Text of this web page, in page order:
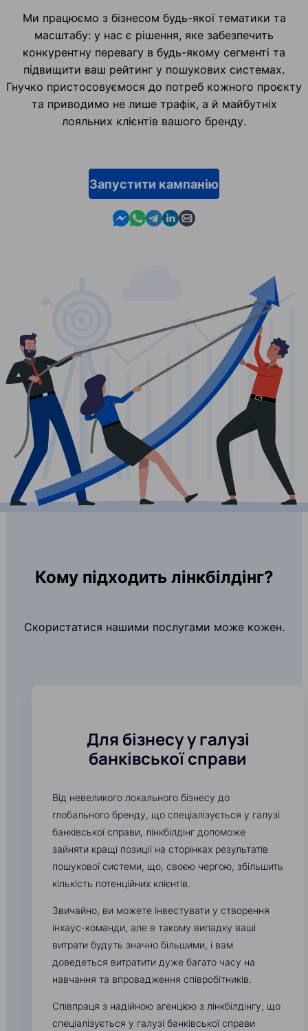
Ми працюємо з бізнесом будь-якої тематики та
масштабу: у нас є рішення, яке забезпечить
конкурентну перевагу в будь-якому сегменті та
підвищити ваш рейтинг у пошукових системах.
Гнучко пристосовуємося до потреб кожного проєкту
та приводимо не лише трафік, а й майбутніх
лояльних клієнтів вашого бренду.
Запустити кампанію
Contact us in Messenger
Contact us in WhatsApp
Contact us in Telegram
Contact us in Linkedin
Contact us by email
Кому підходить лінкбілдінг?
Скористатися нашими послугами може кожен.
Для бізнесу у галузі
банківської справи
Від невеликого локального бізнесу до
глобального бренду, що спеціалізується у галузі
банківської справи, лінкбілдінг допоможе
зайняти кращі позиції на сторінках результатів
пошукової системи, що, своєю чергою, збільшить
кількість потенційних клієнтів.
Звичайно, ви можете інвестувати у створення
інхаус-команди, але в такому випадку ваші
витрати будуть значно більшими, і вам
доведеться витратити дуже багато часу на
навчання та впровадження співробітників.
Співпраця з надійною агенцією з лінкбілдінгу, що
спеціалізується у галузі банківської справи